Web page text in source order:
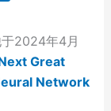
2024年4月
Great
Network